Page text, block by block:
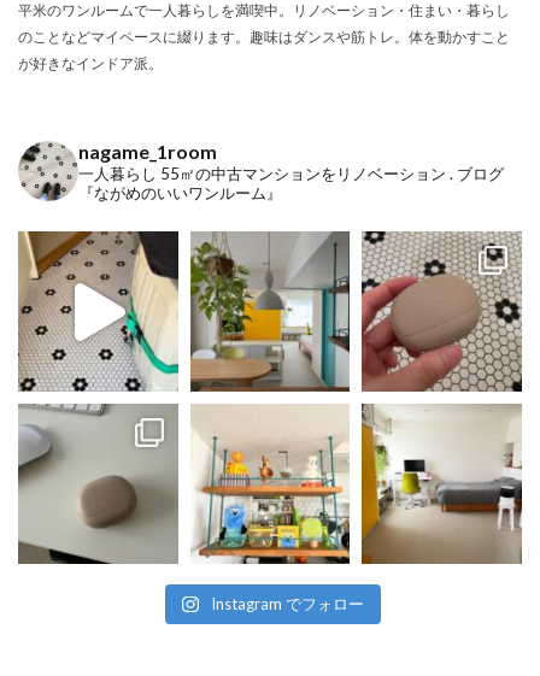
平米のワンルームで一人暮らしを満喫中。リノベーション・住まい・暮らし
のことなどマイペースに綴ります。趣味はダンスや筋トレ。体を動かすこと
が好きなインドア派。
nagame_1room
一人暮らし 55㎡の中古マンションをリノベーション . ブログ
『ながめのいいワンルーム』
Instagram でフォロー